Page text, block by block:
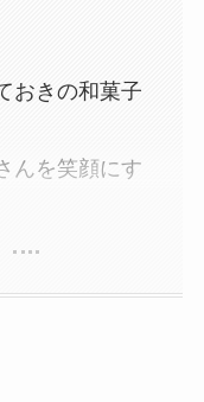
おきの和菓子
んを笑顔にす